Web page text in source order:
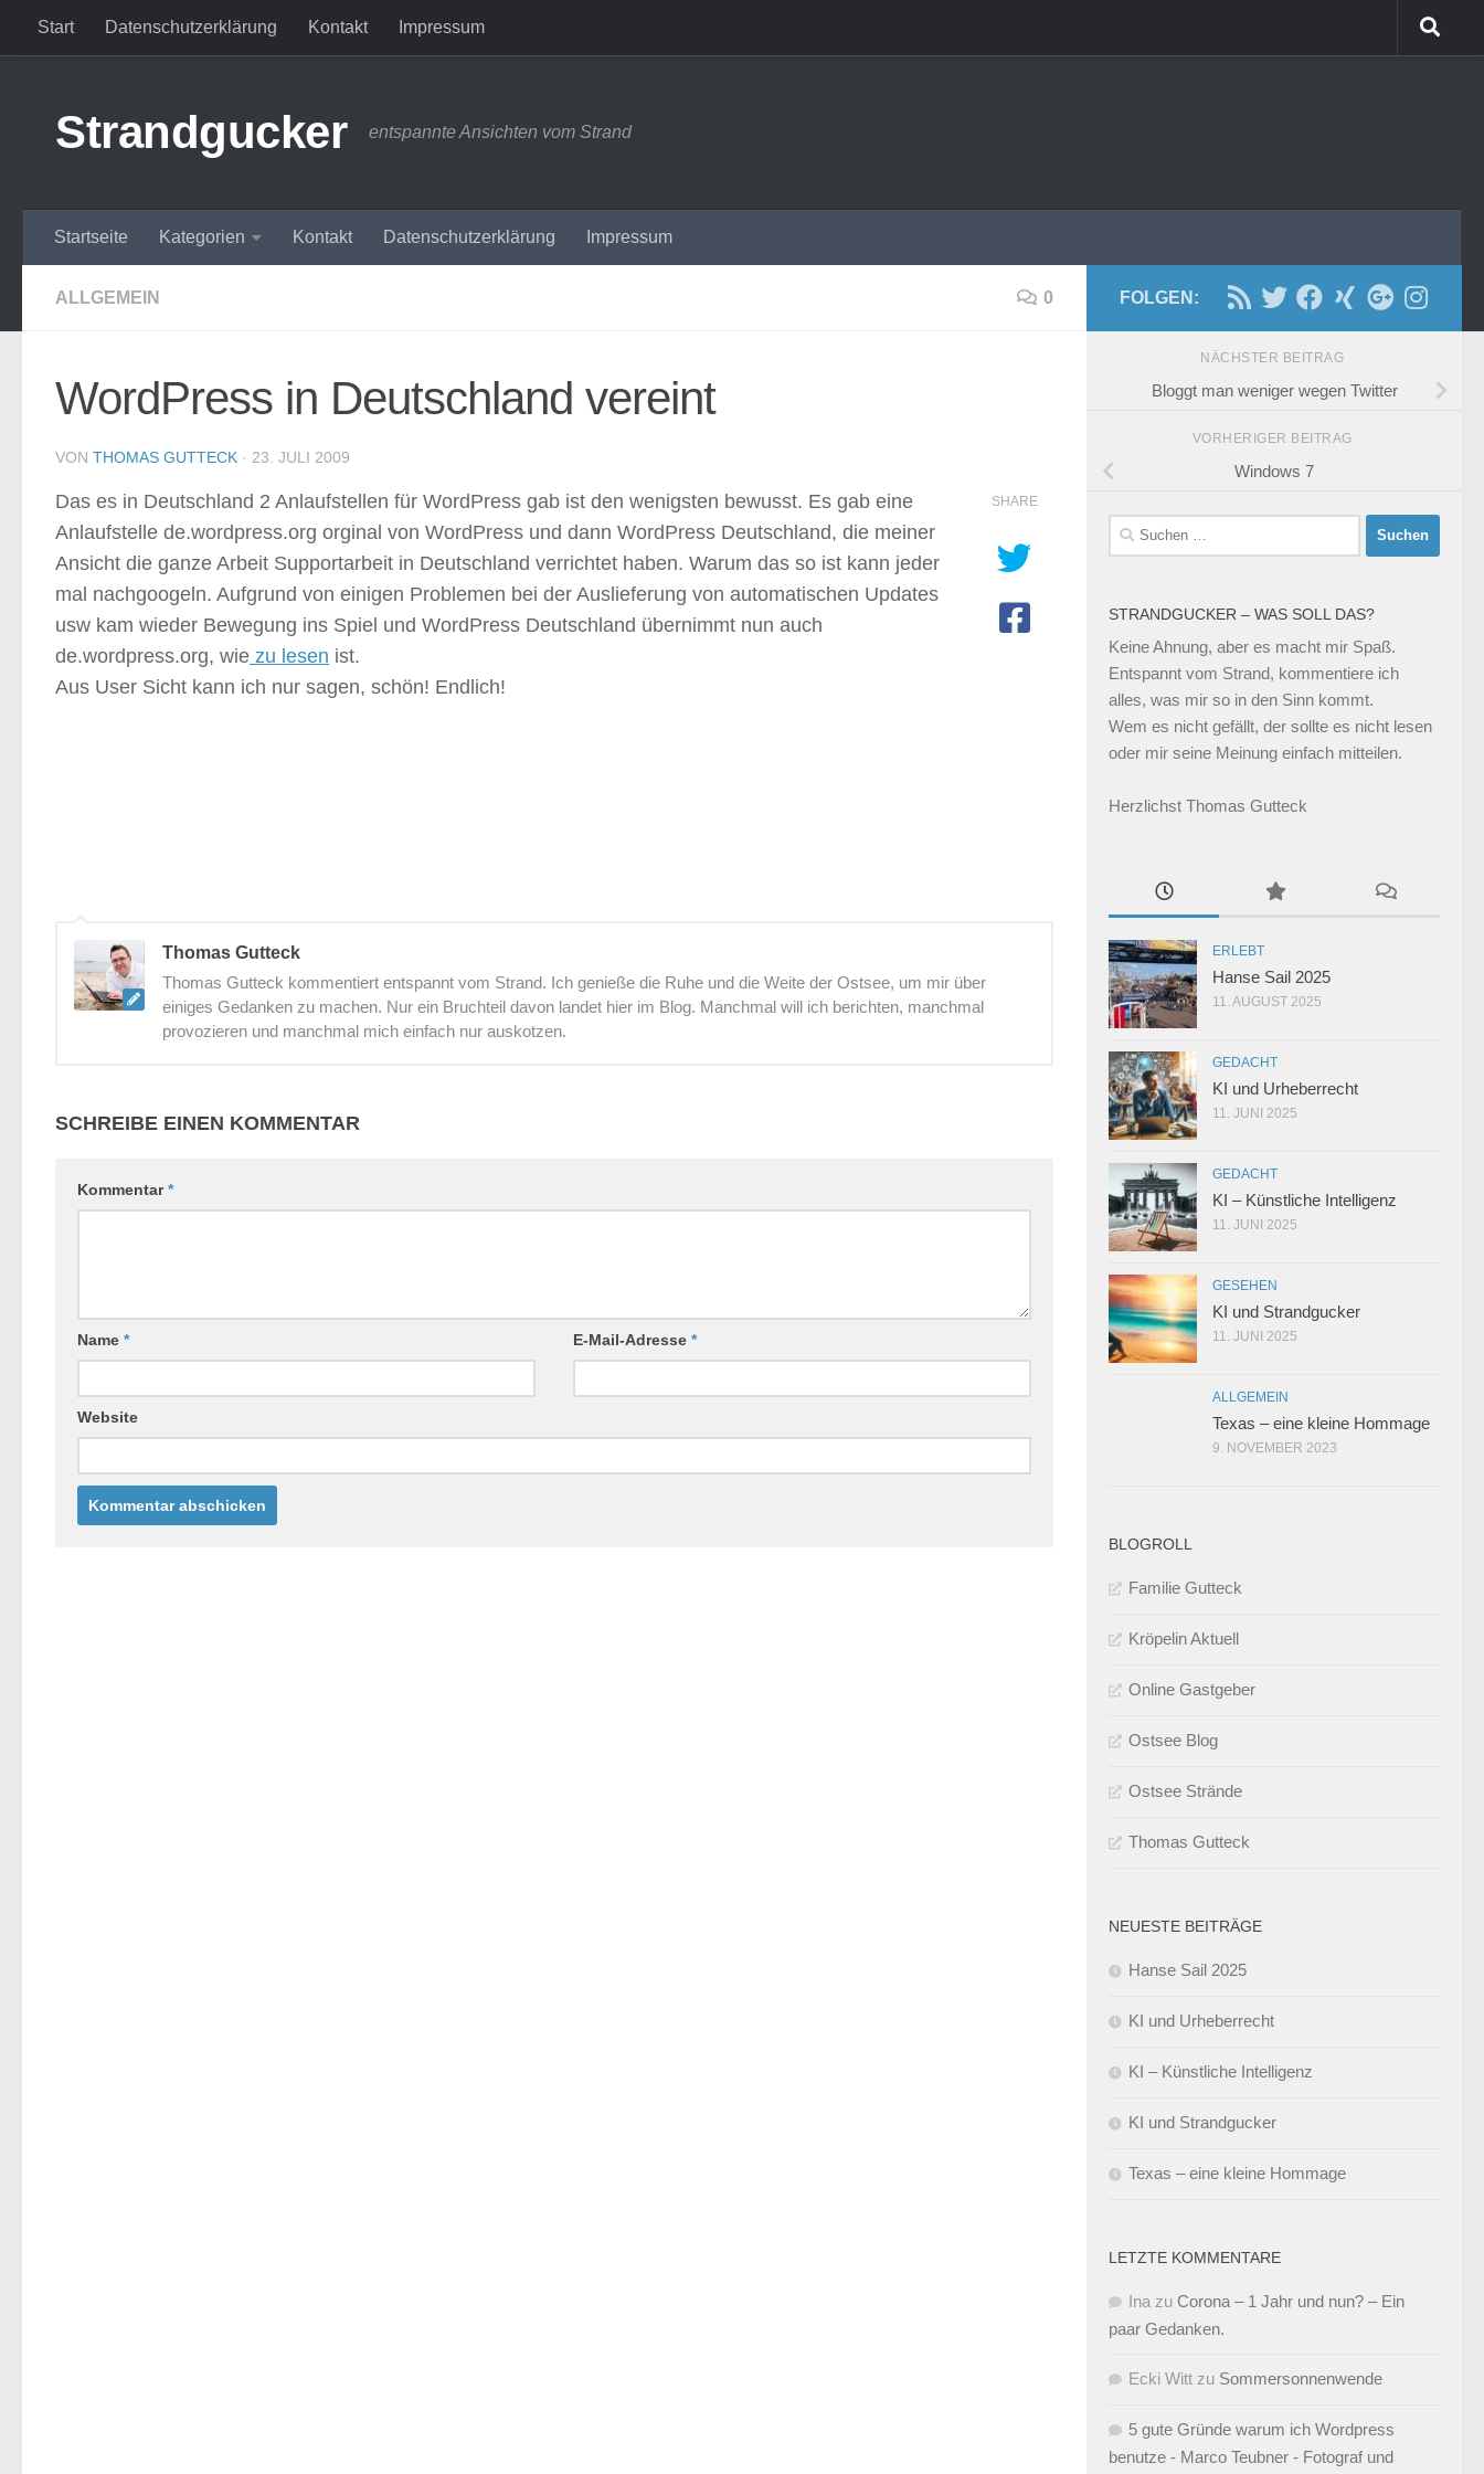
Zum Inhalt springen
Start Datenschutzerklärung Kontakt Impressum
Strandgucker entspannte Ansichten vom Strand
Startseite Kategorien Kontakt Datenschutzerklärung Impressum
ALLGEMEIN 0
WordPress in Deutschland vereint
VON THOMAS GUTTECK · 23. JULI 2009
Das es in Deutschland 2 Anlaufstellen für WordPress gab ist den wenigsten bewusst. Es gab eine
Anlaufstelle de.wordpress.org orginal von WordPress und dann WordPress Deutschland, die meiner
Ansicht die ganze Arbeit Supportarbeit in Deutschland verrichtet haben. Warum das so ist kann jeder
mal nachgoogeln. Aufgrund von einigen Problemen bei der Auslieferung von automatischen Updates
usw kam wieder Bewegung ins Spiel und WordPress Deutschland übernimmt nun auch
de.wordpress.org, wie zu lesen ist.
Aus User Sicht kann ich nur sagen, schön! Endlich!
SHARE
Thomas Gutteck
Thomas Gutteck kommentiert entspannt vom Strand. Ich genieße die Ruhe und die Weite der Ostsee, um mir über
einiges Gedanken zu machen. Nur ein Bruchteil davon landet hier im Blog. Manchmal will ich berichten, manchmal
provozieren und manchmal mich einfach nur auskotzen.
SCHREIBE EINEN KOMMENTAR
Kommentar*
Name * E-Mail-Adresse*
Website
FOLGEN:
NÄCHSTER BEITRAG
Bloggt man weniger wegen Twitter
VORHERIGER BEITRAG
Windows 7
Suchen
nach:
STRANDGUCKER – WAS SOLL DAS?
Keine Ahnung, aber es macht mir Spaß.
Entspannt vom Strand, kommentiere ich
alles, was mir so in den Sinn kommt.
Wem es nicht gefällt, der sollte es nicht lesen
oder mir seine Meinung einfach mitteilen.
Herzlichst Thomas Gutteck
ERLEBT
Hanse Sail 2025
11. AUGUST 2025
GEDACHT
KI und Urheberrecht
11. JUNI 2025
GEDACHT
KI – Künstliche Intelligenz
11. JUNI 2025
GESEHEN
KI und Strandgucker
11. JUNI 2025
ALLGEMEIN
Texas – eine kleine Hommage
9. NOVEMBER 2023
BLOGROLL
Familie Gutteck
Kröpelin Aktuell
Online Gastgeber
Ostsee Blog
Ostsee Strände
Thomas Gutteck
NEUESTE BEITRÄGE
Hanse Sail 2025
KI und Urheberrecht
KI – Künstliche Intelligenz
KI und Strandgucker
Texas – eine kleine Hommage
LETZTE KOMMENTARE
Ina zu Corona – 1 Jahr und nun? – Ein
paar Gedanken.
Ecki Witt zu Sommersonnenwende
5 gute Gründe warum ich Wordpress
benutze - Marco Teubner - Fotograf und